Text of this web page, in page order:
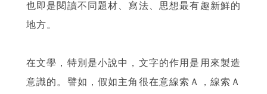
也即是閱讀不同題材、寫法、思想最有趣新鮮的
地方。
在文學，特別是小說中，文字的作用是用來製造
意識的。譬如，假如主角很在意線索Ａ，線索Ａ